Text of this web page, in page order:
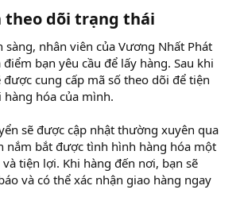
theo dõi trạng thái​
sàng, nhân viên của Vương Nhất Phát
điểm bạn yêu cầu để lấy hàng. Sau khi
được cung cấp mã số theo dõi để tiện
hóa của mình.
sẽ được cập nhật thường xuyên qua
nắm bắt được tình hình hàng hóa một
tiện lợi. Khi hàng đến nơi, bạn sẽ
và có thể xác nhận giao hàng ngay